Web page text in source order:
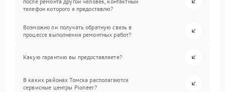
телефон которого я предоставлю?
Возможно ли получать обратную связь в
процессе выполнения ремонтных работ?
Какую гарантию вы предоставляете?
В каких районах Томска располагаются
сервисные центры Pioneer?